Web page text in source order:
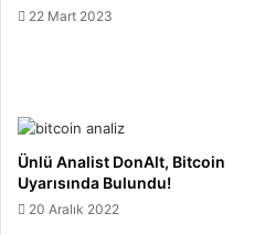
22 Mart 2023
Ünlü Analist DonAlt, Bitcoin
Uyarısında Bulundu!
20 Aralık 2022